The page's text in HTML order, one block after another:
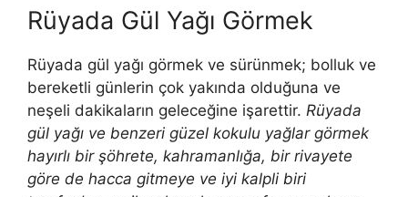
Rüyada Gül Yağı Görmek
Rüyada gül yağı görmek ve sürünmek; bolluk ve
bereketli günlerin çok yakında olduğuna ve
neşeli dakikaların geleceğine işarettir. Rüyada
gül yağı ve benzeri güzel kokulu yağlar görmek
hayırlı bir şöhrete, kahramanlığa, bir rivayete
göre de hacca gitmeye ve iyi kalpli biri